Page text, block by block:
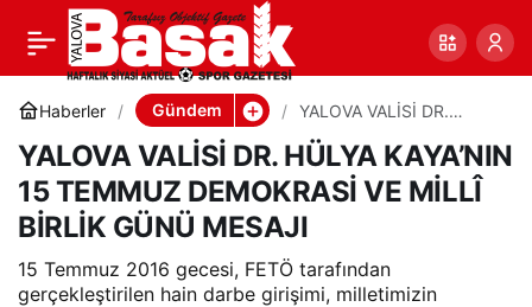
Haberler Gündem
YALOVA VALİSİ DR.
TEMMUZ DEMOKRASİ VE
MİLLÎ BİRLİK GÜNÜ
MESAJI
YALOVA VALİSİ DR. HÜLYA KAYA’NIN
15 TEMMUZ DEMOKRASİ VE MİLLÎ
BİRLİK GÜNÜ MESAJI
15 Temmuz 2016 gecesi, FETÖ tarafından
gerçekleştirilen hain darbe girişimi, milletimizin
YALOVA VALİSİ DR.
HÜLYA KAYA’NIN 15
TEMMUZ DEMOKRASİ
VE MİLLÎ BİRLİK GÜNÜ
MESAJI
0 Paylaş